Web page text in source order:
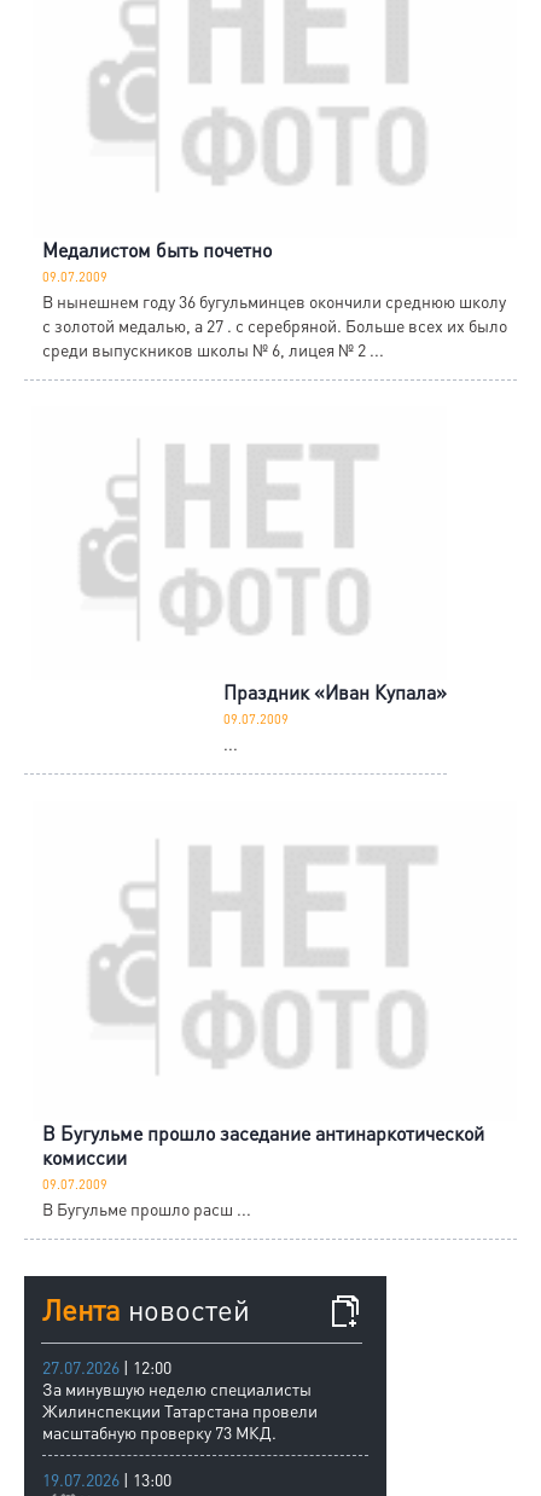
Медалистом быть почетно
09.07.2009
В нынешнем году 36 бугульминцев окончили среднюю школу
с золотой медалью, а 27 . с серебряной. Больше всех их было
среди выпускников школы № 6, лицея № 2 ...
Праздник «Иван Купала»
09.07.2009
...
В Бугульме прошло заседание антинаркотической
комиссии
09.07.2009
В Бугульме прошло расш ...
Лента новостей
27.07.2026 | 12:00
За минувшую неделю специалисты
Жилинспекции Татарстана провели
масштабную проверку 73 МКД.
19.07.2026 | 13:00